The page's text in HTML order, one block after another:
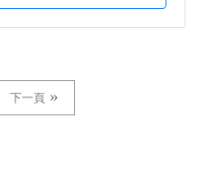
下一頁